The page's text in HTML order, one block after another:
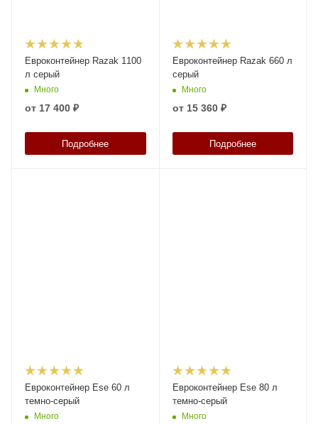
Евроконтейнер Razak 1100
л серый
Много
от 17 400 ₽
Подробнее
Евроконтейнер Razak 660 л
серый
Много
от 15 360 ₽
Подробнее
Евроконтейнер Ese 60 л
темно-серый
Много
Евроконтейнер Ese 80 л
темно-серый
Много